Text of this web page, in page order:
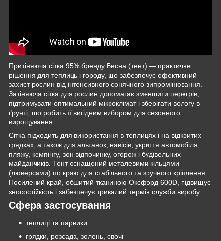
Притіняюча сітка 95% бренду Весна (тент) — практичне
рішення для теплиць і городу, що забезпечує ефективний
захист рослин від інтенсивного сонячного випромінювання.
Затіняюча сітка для рослин допомагає зменшити перегрів,
підтримувати оптимальний мікроклімат і зберігати вологу в
ґрунті, що робить її вигідним вибором для сезонного
вирощування.
Сітка підходить для використання в теплицях і на відкритих
грядках, а також для альтанок, навісів, укриття автомобіля,
пляжу, кемпінгу, зон відпочинку, огорож і будівельних
майданчиків. Тент оснащений металевими кільцями
(люверсами) по краю для стабільного та зручного кріплення.
Посилений край, обшитий тканиною Оксфорд 600D, підвищує
зносостійкість і забезпечує тривалий термін служби виробу.
Сфера застосування
теплиці та парники
грядки, розсада, зелень, овочі